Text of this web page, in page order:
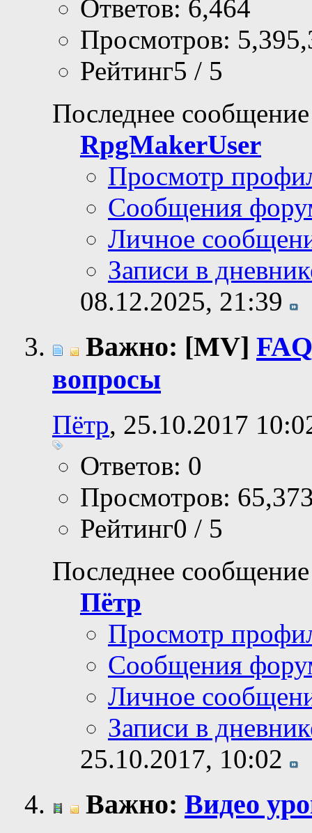
Ответов: 6,464
Просмотров:
Рейтинг5 / 5
Последнее
RpgMakerUser
Просмотр
Сообщения
Личное
Записи в
08.12.2025, 21:39
Важно: [MV]
вопросы
Пётр, 25.10.2017
Ответов: 0
Просмотров:
Рейтинг0 / 5
Последнее
Пётр
Просмотр
Сообщения
Личное
Записи в
25.10.2017, 10:02
Важно: Видео